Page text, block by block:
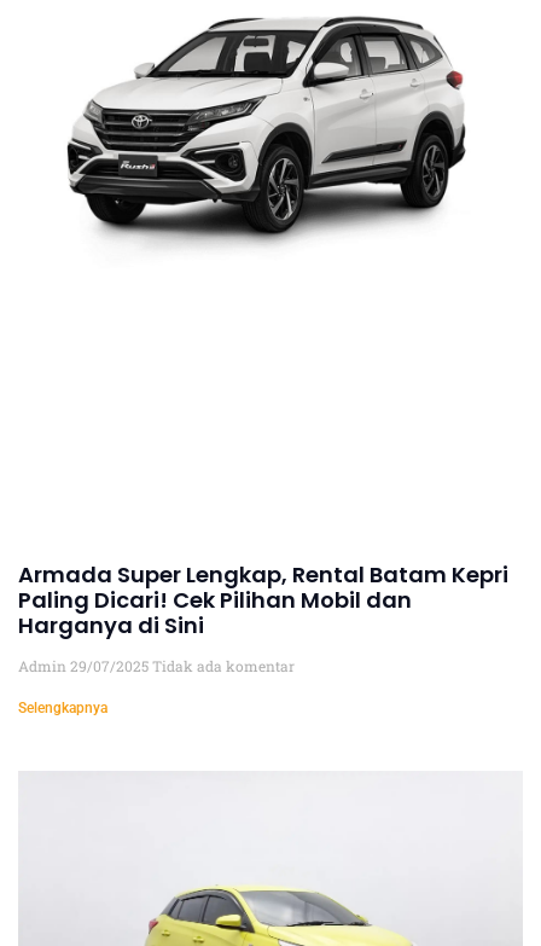
Armada Super Lengkap, Rental Batam Kepri
Paling Dicari! Cek Pilihan Mobil dan
Harganya di Sini
Admin 29/07/2025Tidak ada komentar
Selengkapnya